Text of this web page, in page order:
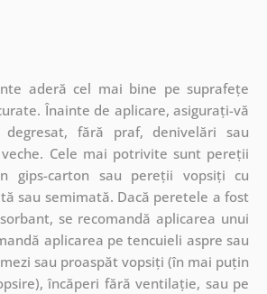
aderă cel mai bine pe suprafețe
Înainte de aplicare, asigurați-vă
fără praf, denivelări sau
Cele mai potrivite sunt pereții
gips-carton sau pereții vopsiți cu
sau semimată. Dacă peretele a fost
se recomandă aplicarea unui
aplicarea pe tencuieli aspre sau
sau proaspăt vopsiți (în mai puțin
încăperi fără ventilație, sau pe